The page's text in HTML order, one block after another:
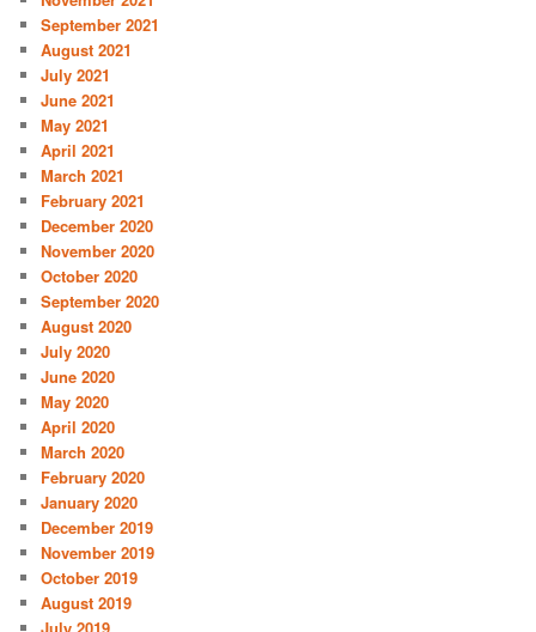
September 2021
August 2021
July 2021
June 2021
May 2021
April 2021
March 2021
February 2021
December 2020
November 2020
October 2020
September 2020
August 2020
July 2020
June 2020
May 2020
April 2020
March 2020
February 2020
January 2020
December 2019
November 2019
October 2019
August 2019